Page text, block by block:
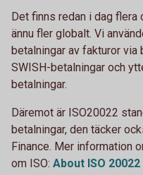
Det finns redan i dag flera
ännu fler globalt. Vi
betalningar av fakturor via
SWISH-betalningar och
betalningar.
Däremot är ISO20022
betalningar, den täcker
Finance. Mer information
om ISO: About ISO